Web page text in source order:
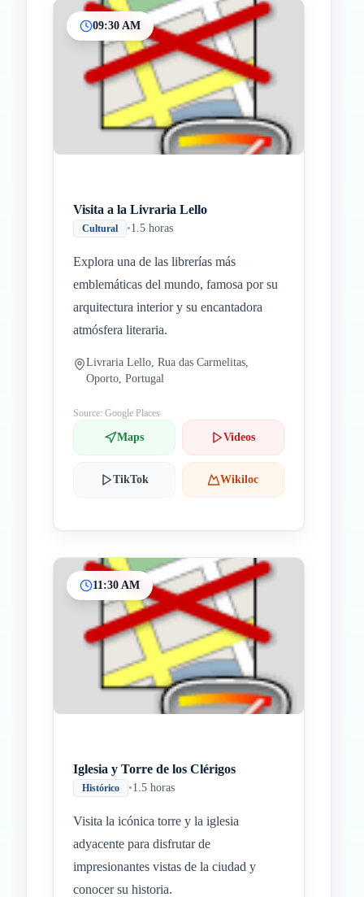
InicioParadas intermedias
Final
09:30 AM
Visita a la Livraria Lello
Cultural •1.5 horas
Explora una de las librerías más
emblemáticas del mundo, famosa por su
arquitectura interior y su encantadora
atmósfera literaria.
Livraria Lello, Rua das Carmelitas,
Oporto, Portugal
Source: Google Places
Maps Videos
TikTok Wikiloc
11:30 AM
Iglesia y Torre de los Clérigos
Histórico •1.5 horas
Visita la icónica torre y la iglesia
adyacente para disfrutar de
impresionantes vistas de la ciudad y
conocer su historia.